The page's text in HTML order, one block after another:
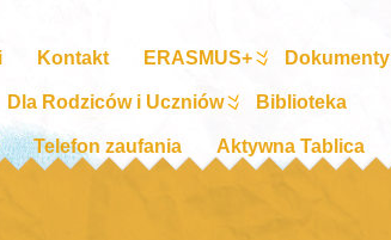
Kontakt ERASMUS+ Dokumenty
Dla Rodziców i Uczniów Biblioteka
Telefon zaufania Aktywna Tablica